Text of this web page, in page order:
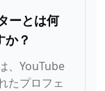
ーとは何
？
、YouTube
たプロフェ